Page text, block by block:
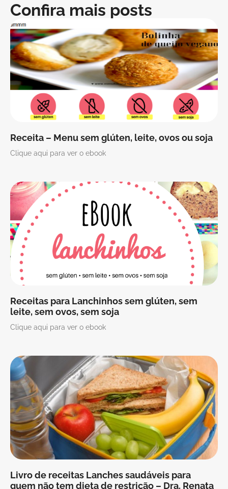
Confira mais posts
Receita – Menu sem glúten, leite, ovos ou soja
Clique aqui para ver o ebook
Receitas para Lanchinhos sem glúten, sem
leite, sem ovos, sem soja
Clique aqui para ver o ebook
Livro de receitas Lanches saudáveis para
quem não tem dieta de restrição – Dra. Renata